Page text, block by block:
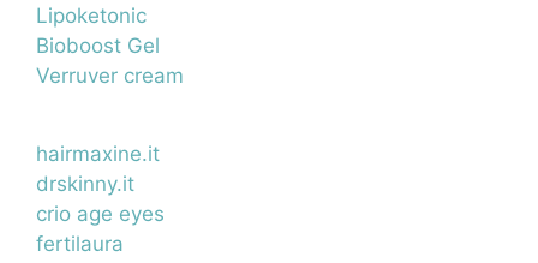
Lipoketonic
Bioboost Gel
Verruver cream
hairmaxine.it
drskinny.it
crio age eyes
fertilaura